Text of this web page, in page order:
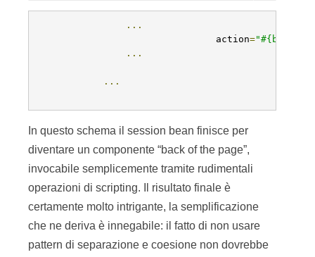
...
action=
...
...
In questo schema il session bean finisce per
diventare un componente “back of the page”,
invocabile semplicemente tramite rudimentali
operazioni di scripting. Il risultato finale è
certamente molto intrigante, la semplificazione
che ne deriva è innegabile: il fatto di non usare
pattern di separazione e coesione non dovrebbe